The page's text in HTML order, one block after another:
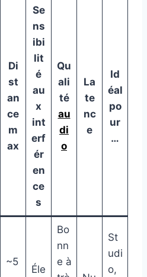
Di
st
an
ce
m
ax
Se
ns
ibi
lit
é
au
x
int
erf
ér
en
ce
s
Qu
ali
té
au
di
o
La
te
nc
e
Id
éal
po
ur
…
~5
Éle
Bo
nn
e à
St
udi
o,